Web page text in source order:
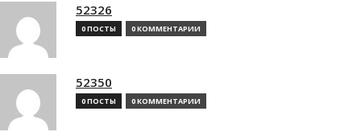
52326
0 ПОСТЫ 0 КОММЕНТАРИИ
52350
0 ПОСТЫ 0 КОММЕНТАРИИ